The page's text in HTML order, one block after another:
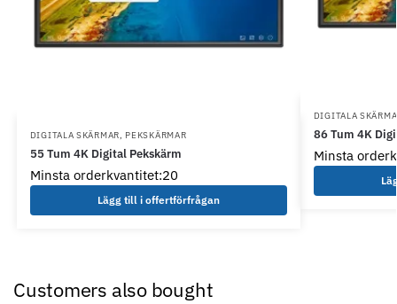
DIGITALA SKÄRMAR, PEKSKÄRMAR
55 Tum 4K Digital Pekskärm
Minsta orderkvantitet:20
Lägg till i offertförfrågan
DIGITALA
86 Tum 4K
Minsta
Customers also bought